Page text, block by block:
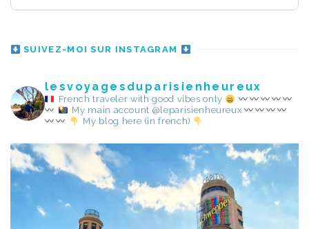
SUIVEZ-MOI SUR INSTAGRAM
lesvoyagesduparisienheureux
French traveler with good vibes only
My main account @leparisienheureux
My blog here (in french)